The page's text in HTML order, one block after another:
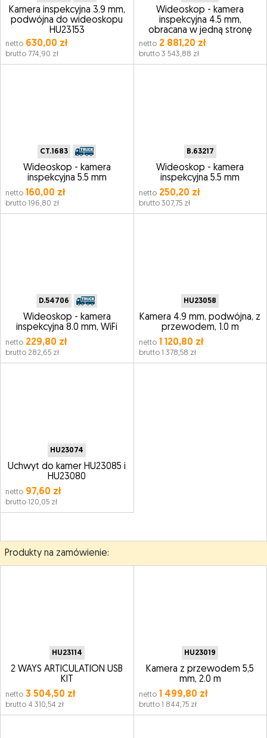
Kamera inspekcyjna 3.9 mm,
podwójna do wideoskopu
HU23153
netto 630,00 zł
brutto 774,90 zł
Wideoskop - kamera
inspekcyjna 4.5 mm,
obracana w jedną stronę
netto2 881,20 zł
brutto 3 543,88 zł
CT.1683
Wideoskop - kamera
inspekcyjna 5.5 mm
netto 160,00 zł
brutto 196,80 zł
B.63217
Wideoskop - kamera
inspekcyjna 5.5 mm
netto250,20 zł
brutto 307,75 zł
D.54706
Wideoskop - kamera
inspekcyjna 8.0 mm, WiFi
netto 229,80 zł
brutto 282,65 zł
HU23058
Kamera 4.9 mm, podwójna, z
przewodem, 1.0 m
netto1 120,80 zł
brutto 1 378,58 zł
HU23074
Uchwyt do kamer HU23085 i
HU23080
netto 97,60 zł
brutto 120,05 zł
Produkty na zamówienie:
HU23114
2 WAYS ARTICULATION USB
KIT
netto 3 504,50 zł
brutto 4 310,54 zł
HU23019
Kamera z przewodem 5,5
mm, 2.0 m
netto1 499,80 zł
brutto 1 844,75 zł